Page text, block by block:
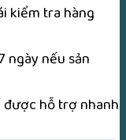
kiểm tra hàng
ngày nếu sản
được hỗ trợ nhanh